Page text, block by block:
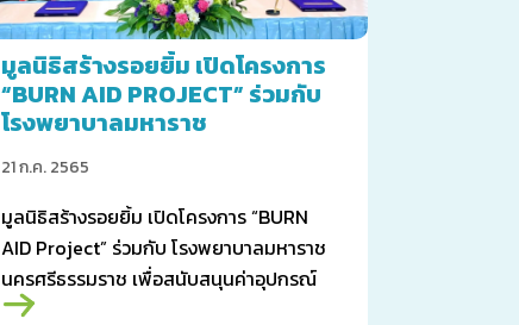
มูลนิธิสร้างรอยยิ้ม เปิดโครงการ
“BURN AID PROJECT” ร่วมกับ
โรงพยาบาลมหาราช
21 ก.ค. 2565
มูลนิธิสร้างรอยยิ้ม เปิดโครงการ “BURN
AID Project” ร่วมกับ โรงพยาบาลมหาราช
นครศรีธรรมราช เพื่อสนับสนุนค่าอุปกรณ์
และเวชภัณฑ์ เพื่อผู้ป่วยจากแผลไหม้